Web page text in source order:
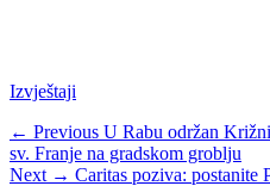
Categories
Izvještaji
Navigacija
objava
← Previous Previous
post:
U Rabu održan
sv. Franje na gradskom groblju
Next → Next
Caritas poziva: postanite